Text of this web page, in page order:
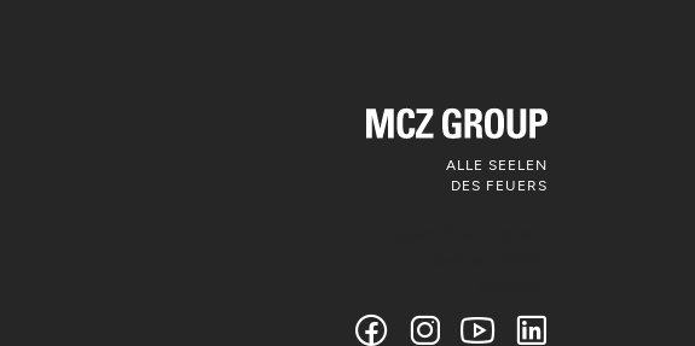
ALLE SEELEN
DES FEUERS